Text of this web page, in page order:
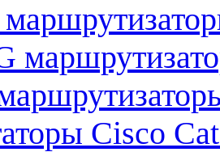
Cisco